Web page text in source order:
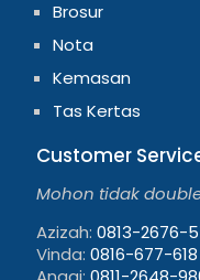
Brosur
Nota
Kemasan
Tas Kertas
Customer
Mohon tidak
Azizah: 0813-2676-
Vinda: 0816-677-618